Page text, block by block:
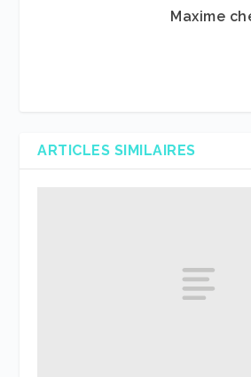
Maxime
ARTICLES SIMILAIRES